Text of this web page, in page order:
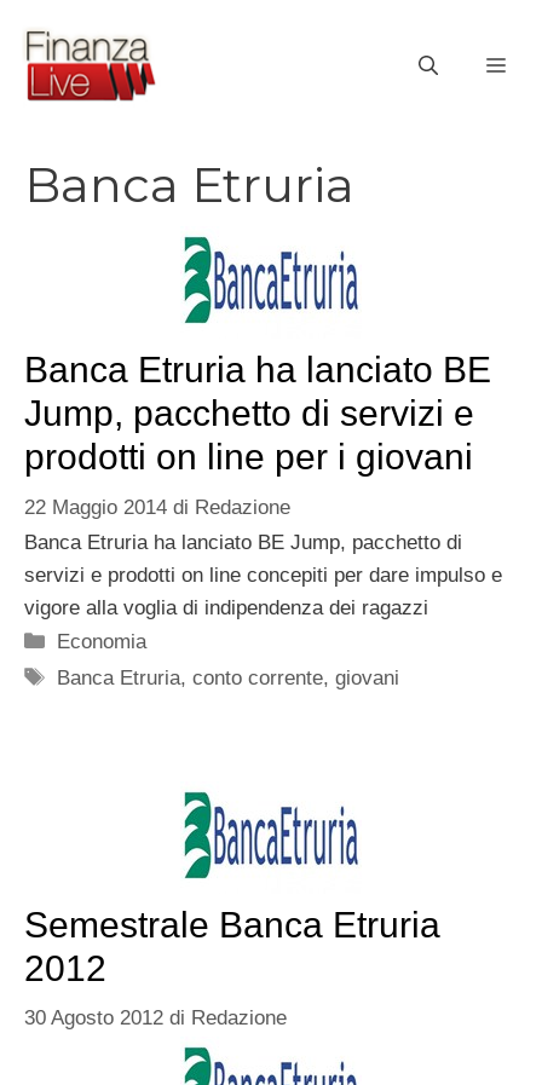
contenuto
Banca Etruria
Banca Etruria ha lanciato BE
Jump, pacchetto di servizi e
prodotti on line per i giovani
22 Maggio 2014 di Redazione
Banca Etruria ha lanciato BE Jump, pacchetto di
servizi e prodotti on line concepiti per dare impulso e
vigore alla voglia di indipendenza dei ragazzi
Categorie
Economia
Tag
Banca Etruria,conto corrente,giovani
Semestrale Banca Etruria
2012
30 Agosto 2012 di Redazione